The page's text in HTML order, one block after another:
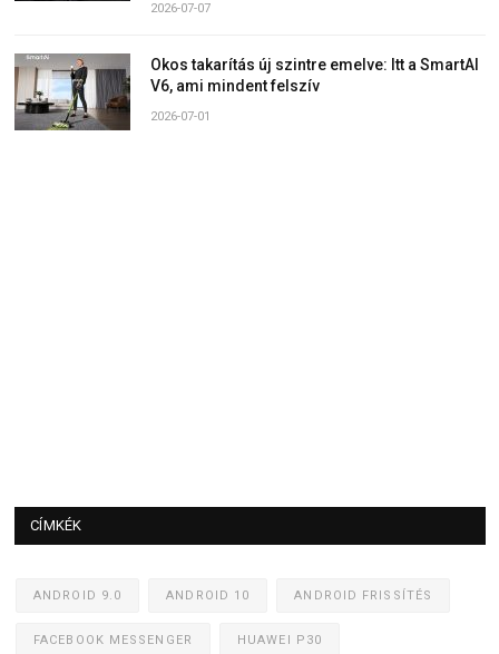
2026-07-07
Okos takarítás új szintre emelve: Itt a SmartAI
V6, ami mindent felszív
2026-07-01
CÍMKÉK
ANDROID 9.0 ANDROID 10 ANDROID FRISSÍTÉS
FACEBOOK MESSENGER HUAWEI P30